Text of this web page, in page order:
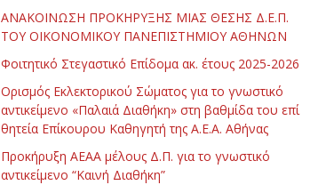
ΑΝΑΚΟΙΝΩΣΗ ΠΡΟΚΗΡΥΞΗΣ ΜΙΑΣ ΘΕΣΗΣ Δ.Ε.Π.
ΤΟΥ ΟΙΚΟΝΟΜΙΚΟΥ ΠΑΝΕΠΙΣΤΗΜΙΟΥ ΑΘΗΝΩΝ
Φοιτητικό Στεγαστικό Επίδομα ακ. έτους 2025-2026
Ορισμός Εκλεκτορικού Σώματος για το γνωστικό
αντικείμενο «Παλαιά Διαθήκη» στη βαθμίδα του επί
θητεία Επίκουρου Καθηγητή της Α.Ε.Α. Αθήνας
Προκήρυξη ΑΕΑΑ μέλους Δ.Π. για το γνωστικό
αντικείμενο “Καινή Διαθήκη”